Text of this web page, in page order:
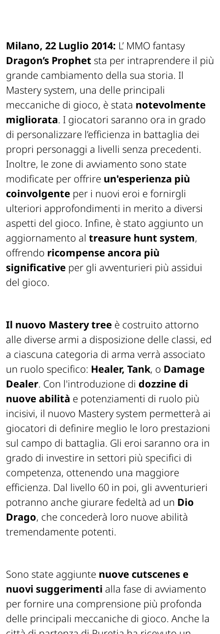
Milano, 22 Luglio 2014: L’ MMO fantasy
Dragon’s Prophet sta per intraprendere il più
grande cambiamento della sua storia. Il
Mastery system, una delle principali
meccaniche di gioco, è stata notevolmente
migliorata. I giocatori saranno ora in grado
di personalizzare l’efficienza in battaglia dei
propri personaggi a livelli senza precedenti.
Inoltre, le zone di avviamento sono state
modificate per offrire un'esperienza più
coinvolgente per i nuovi eroi e fornirgli
ulteriori approfondimenti in merito a diversi
aspetti del gioco. Infine, è stato aggiunto un
aggiornamento al treasure hunt system,
offrendo ricompense ancora più
significative per gli avventurieri più assidui
del gioco.
Il nuovo Mastery tree è costruito attorno
alle diverse armi a disposizione delle classi, ed
a ciascuna categoria di arma verrà associato
un ruolo specifico: Healer, Tank, o Damage
Dealer. Con l'introduzione di dozzine di
nuove abilità e potenziamenti di ruolo più
incisivi, il nuovo Mastery system permetterà ai
giocatori di definire meglio le loro prestazioni
sul campo di battaglia. Gli eroi saranno ora in
grado di investire in settori più specifici di
competenza, ottenendo una maggiore
efficienza. Dal livello 60 in poi, gli avventurieri
potranno anche giurare fedeltà ad un Dio
Drago, che concederà loro nuove abilità
tremendamente potenti.
Sono state aggiunte nuove cutscenes e
nuovi suggerimenti alla fase di avviamento
per fornire una comprensione più profonda
delle principali meccaniche di gioco. Anche la